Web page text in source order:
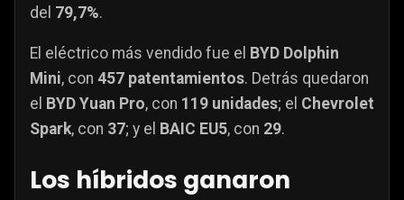
del 79,7%.
El eléctrico más vendido fue el BYD Dolphin
Mini, con 457 patentamientos. Detrás quedaron
el BYD Yuan Pro, con 119 unidades; el Chevrolet
Spark, con 37; y el BAIC EU5, con 29.
Los híbridos ganaron